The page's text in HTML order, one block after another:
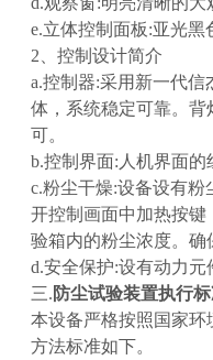
e.立体控制面板:亚光
2、控制设计简介
a.控制器:采用新一代
体，系统稳定可靠。
可。
b.控制界面:人机界面
c.粉尘干燥:设备设
开控制画面中加热按
验箱内的粉尘浓度。确
d.安全保护:设有动力
三. 防尘试验装置执行
本设备严格按照国家
方法标准如下。